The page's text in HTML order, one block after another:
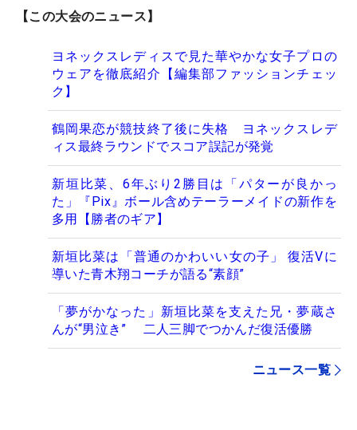
【この大会のニュース】
ヨネックスレディスで見た華やかな女子プロの
ウェアを徹底紹介【編集部ファッションチェッ
ク】
鶴岡果恋が競技終了後に失格 ヨネックスレデ
ィス最終ラウンドでスコア誤記が発覚
新垣比菜、6年ぶり2勝目は「パターが良かっ
た」『Pix』ボール含めテーラーメイドの新作を
多用【勝者のギア】
新垣比菜は「普通のかわいい女の子」 復活Vに
導いた青木翔コーチが語る“素顔”
「夢がかなった」新垣比菜を支えた兄・夢蔵さ
んが“男泣き” 二人三脚でつかんだ復活優勝
ニュース一覧